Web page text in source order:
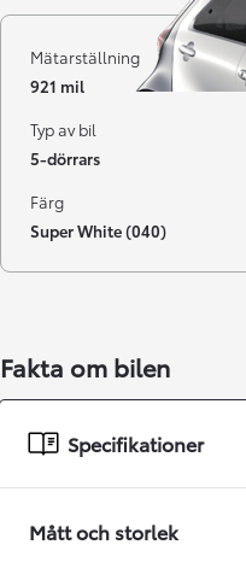
Från 238 900 kr
Från 2 349 kr/mån
Easy Billån
BENSIN
Mätarställning
921 mil
Typ av bil
5-dörrars
Färg
Super White (040)
Fakta om bilen
Specifikationer
Mått och storlek